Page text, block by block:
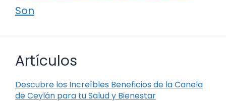
Son
Artículos
Descubre los Increíbles Beneficios de la Canela
de Ceylán para tu Salud y Bienestar